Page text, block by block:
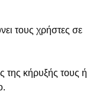
τους χρήστες σε
της κήρυξής τους ή